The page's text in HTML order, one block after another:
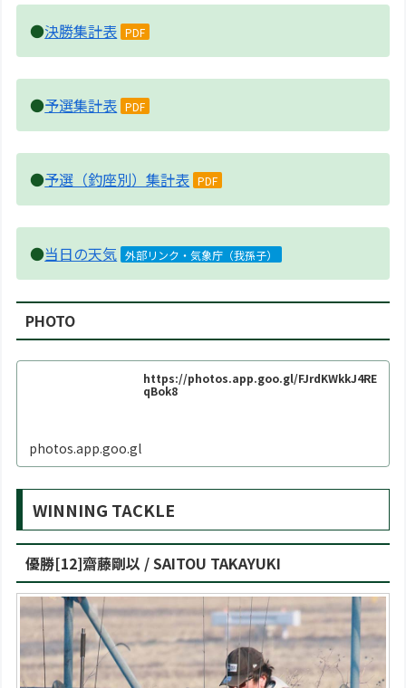
●決勝集計表 PDF
●予選集計表 PDF
●予選（釣座別）集計表 PDF
●当日の天気 外部リンク・気象庁（我孫子）
PHOTO
https://photos.app.goo.gl/FJrdKWkkJ4RE
qBok8
photos.app.goo.gl
WINNING TACKLE
優勝[12]齋藤剛以 / SAITOU TAKAYUKI